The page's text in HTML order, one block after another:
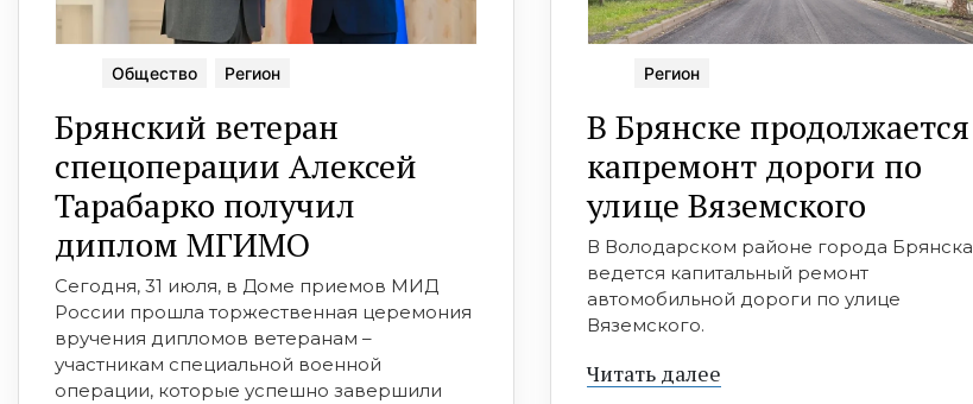
Общество Регион
Брянский ветеран
спецоперации Алексей
Тарабарко получил
диплом МГИМО
Сегодня, 31 июля, в Доме приемов МИД
России прошла торжественная церемония
вручения дипломов ветеранам –
участникам специальной военной
операции, которые успешно завершили
Регион
В Брянске продолжается
капремонт дороги по
улице Вяземского
В Володарском районе города Брянска
ведется капитальный ремонт
автомобильной дороги по улице
Вяземского.
Читать далее